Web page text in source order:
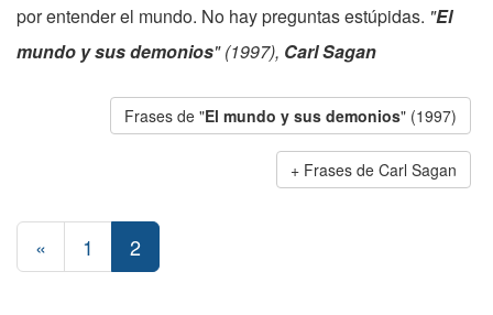
por entender el mundo. No hay preguntas estúpidas. "El
mundo y sus demonios" (1997), Carl Sagan
Frases de "El mundo y sus demonios" (1997)
Frases de Carl Sagan
« 1 2